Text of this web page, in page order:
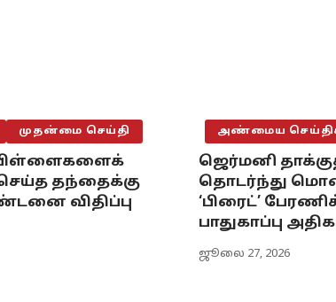
முதன்மை செய்தி
தந்தைக்கு
விதிப்பு
அண்மைய
ஜெர்மனி
தொடர்ந்து
‘பிரைட்’
பாதுகாப்பு
ஜூலை 27, 2026